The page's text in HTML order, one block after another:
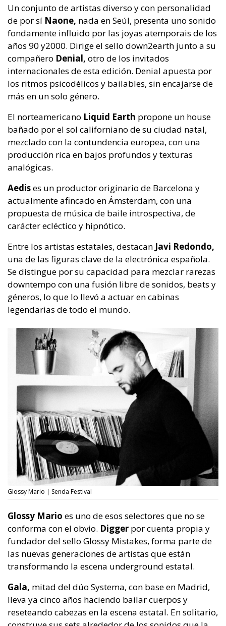
Un conjunto de artistas diverso y con personalidad
de por sí Naone, nada en Seúl, presenta uno sonido
fondamente influido por las joyas atemporais de los
años 90 y2000. Dirige el sello down2earth junto a su
compañero Denial, otro de los invitados
internacionales de esta edición. Denial apuesta por
los ritmos psicodélicos y bailables, sin encajarse de
más en un solo género.
El norteamericano Liquid Earth propone un house
bañado por el sol californiano de su ciudad natal,
mezclado con la contundencia europea, con una
producción rica en bajos profundos y texturas
analógicas.
Aedises un productor originario de Barcelona y
actualmente afincado en Ámsterdam, con una
propuesta de música de baile introspectiva, de
carácter ecléctico y hipnótico.
Entre los artistas estatales, destacan Javi Redondo,
una de las figuras clave de la electrónica española.
Se distingue por su capacidad para mezclar rarezas
downtempo con una fusión libre de sonidos, beats y
géneros, lo que lo llevó a actuar en cabinas
legendarias de todo el mundo.
Glossy Mario | Senda Festival
Glossy Mario es uno de esos selectores que no se
conforma con el obvio. Digger por cuenta propia y
fundador del sello Glossy Mistakes, forma parte de
las nuevas generaciones de artistas que están
transformando la escena underground estatal.
Gala, mitad del dúo Systema, con base en Madrid,
lleva ya cinco años haciendo bailar cuerpos y
reseteando cabezas en la escena estatal. En solitario,